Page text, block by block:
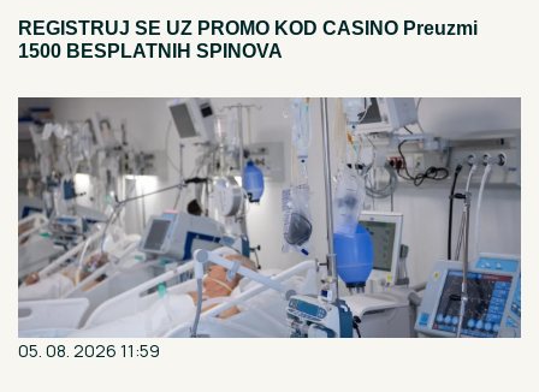
REGISTRUJ SE UZ PROMO KOD CASINO Preuzmi
1500 BESPLATNIH SPINOVA
05. 08. 2026 11:59